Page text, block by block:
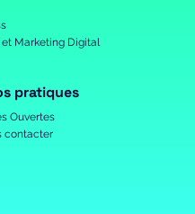
Marketing Digital
pratiques
Ouvertes
contacter